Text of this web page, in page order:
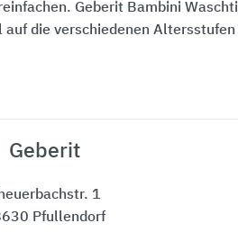
Geberit Bambini
auf die verschiedenen
Geberit
1
Pfullendorf